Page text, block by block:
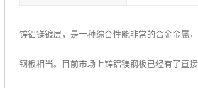
锌铝镁镀层，是一种综合性能非常的合金金属
钢板相当。目前市场上锌铝镁钢板已经有了直